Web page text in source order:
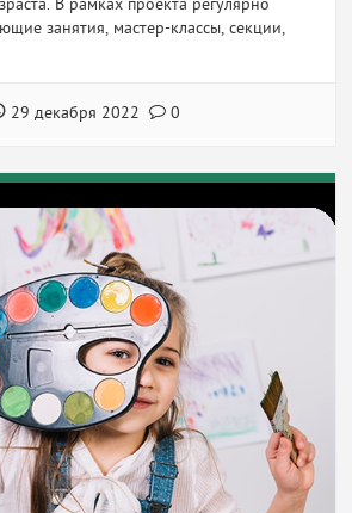
В рамках проекта регулярно
занятия, мастер-классы, секции,
29 декабря 2022 0